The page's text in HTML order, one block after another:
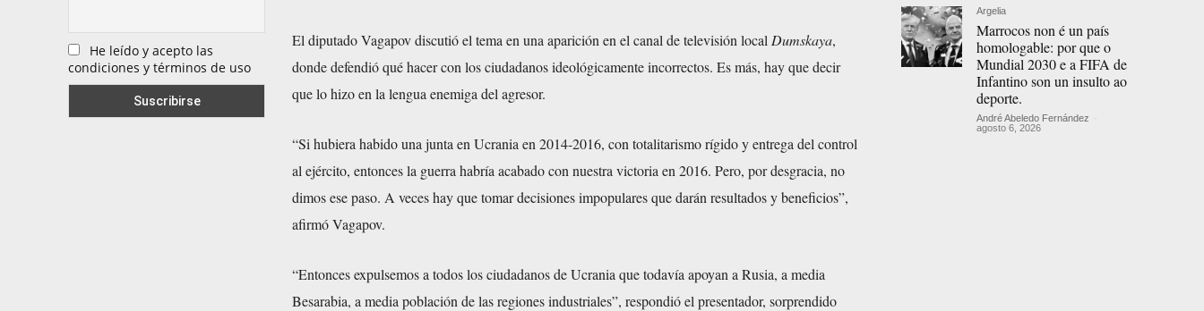
He leído y acepto las
condiciones y términos de uso
El diputado Vagapov discutió el tema en una aparición en el canal de televisión local Dumskaya,
donde defendió qué hacer con los ciudadanos ideológicamente incorrectos. Es más, hay que decir
que lo hizo en la lengua enemiga del agresor.
“Si hubiera habido una junta en Ucrania en 2014-2016, con totalitarismo rígido y entrega del control
al ejército, entonces la guerra habría acabado con nuestra victoria en 2016. Pero, por desgracia, no
dimos ese paso. A veces hay que tomar decisiones impopulares que darán resultados y beneficios”,
afirmó Vagapov.
“Entonces expulsemos a todos los ciudadanos de Ucrania que todavía apoyan a Rusia, a media
Besarabia, a media población de las regiones industriales”, respondió el presentador, sorprendido
Argelia
Marrocos non é un país
homologable: por que o
Mundial 2030 e a FIFA de
Infantino son un insulto ao
deporte.
André Abeledo Fernández -
agosto 6, 2026